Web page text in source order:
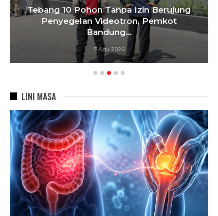
Tebang 10 Pohon Tanpa Izin Berujung
Penyegelan Videotron, Pemkot
Bandung…
5 Agu 2026
LINI MASA